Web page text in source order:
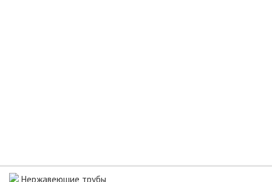
Нержавеющие трубы